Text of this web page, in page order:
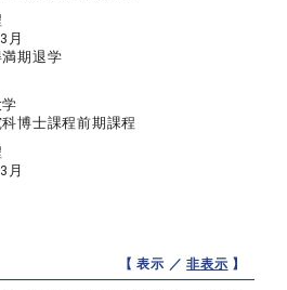
月
期退学
博士課程前期課程
月
【 表示 ／非表示 】